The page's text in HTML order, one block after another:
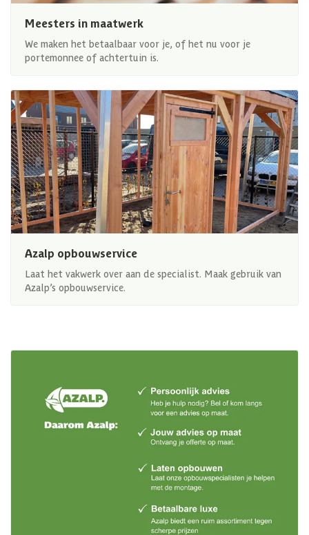
Meesters in maatwerk
We maken het betaalbaar voor je, of het nu voor je
portemonnee of achtertuin is.
Azalp opbouwservice
Laat het vakwerk over aan de specialist. Maak gebruik van
Azalp’s opbouwservice.